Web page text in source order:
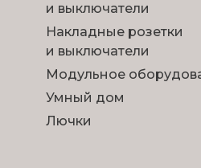
и выключатели
Накладные розетки
и выключатели
Модульное
Умный дом
Лючки